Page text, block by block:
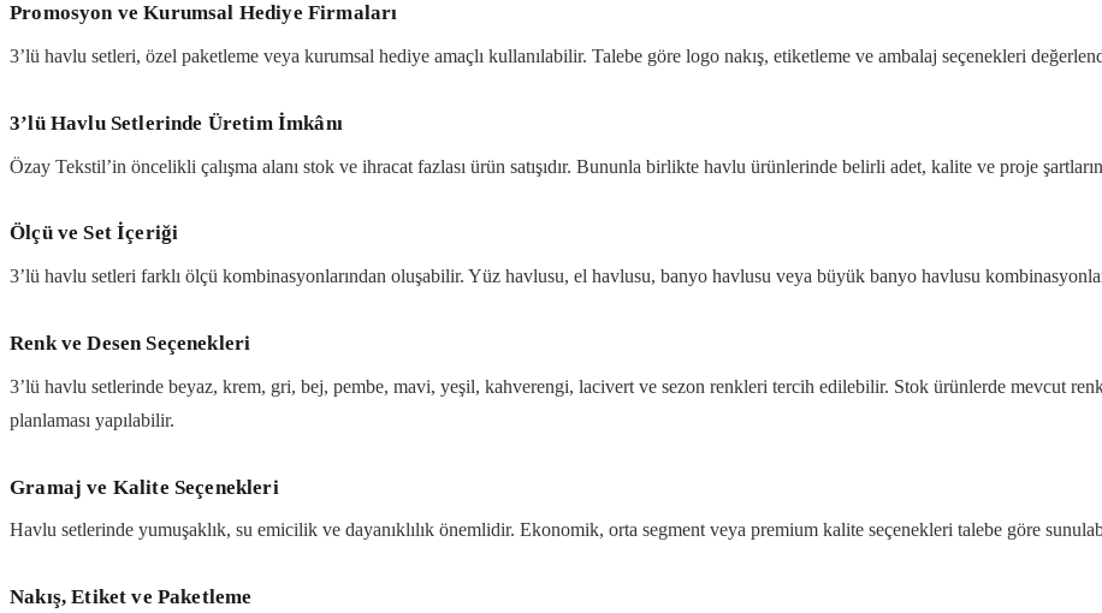
Promosyon ve Kurumsal Hediye Firmaları
3’lü havlu setleri, özel paketleme veya kurumsal hediye amaçlı kullanılabilir. Talebe göre logo nakış, etiketleme ve ambalaj seçenekleri
3’lü Havlu Setlerinde Üretim İmkânı
Özay Tekstil’in öncelikli çalışma alanı stok ve ihracat fazlası ürün satışıdır. Bununla birlikte havlu ürünlerinde belirli adet, kalite ve proje
Ölçü ve Set İçeriği
3’lü havlu setleri farklı ölçü kombinasyonlarından oluşabilir. Yüz havlusu, el havlusu, banyo havlusu veya büyük banyo havlusu
Renk ve Desen Seçenekleri
3’lü havlu setlerinde beyaz, krem, gri, bej, pembe, mavi, yeşil, kahverengi, lacivert ve sezon renkleri tercih edilebilir. Stok ürünlerde mevcut
planlaması yapılabilir.
Gramaj ve Kalite Seçenekleri
Havlu setlerinde yumuşaklık, su emicilik ve dayanıklılık önemlidir. Ekonomik, orta segment veya premium kalite seçenekleri talebe göre
Nakış, Etiket ve Paketleme